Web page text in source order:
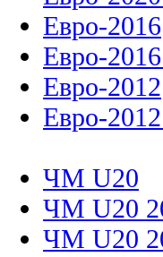
Евро-2016
Евро-
Евро-2012
Евро-
ЧМ U20
ЧМ U20
ЧМ U20